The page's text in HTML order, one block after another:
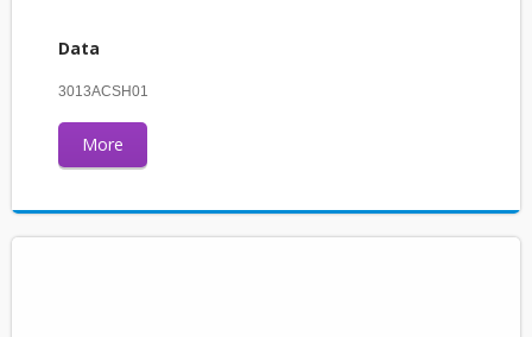
Data
3013ACSH01
More